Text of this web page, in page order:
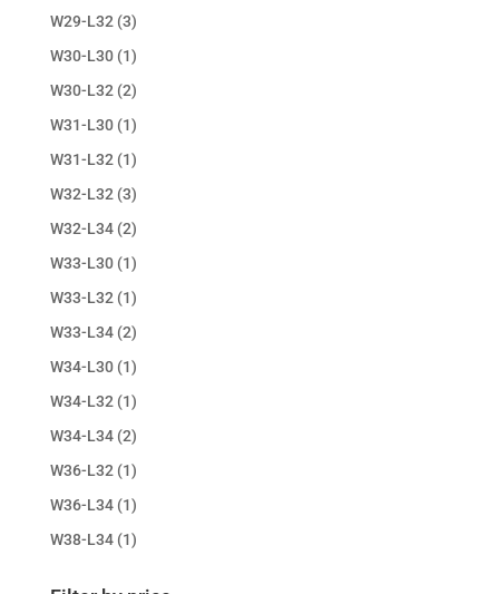
W29-L32 (3)
W30-L30 (1)
W30-L32 (2)
W31-L30 (1)
W31-L32 (1)
W32-L32 (3)
W32-L34 (2)
W33-L30 (1)
W33-L32 (1)
W33-L34 (2)
W34-L30 (1)
W34-L32 (1)
W34-L34 (2)
W36-L32 (1)
W36-L34 (1)
W38-L34 (1)